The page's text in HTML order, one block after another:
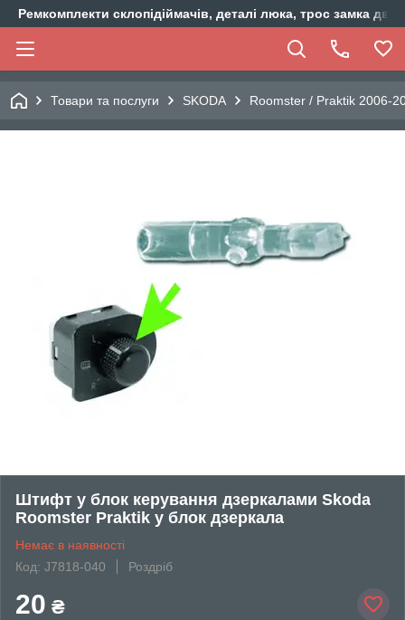
Ремкомплекти склопідіймачів, деталі люка, трос замка
Товари та послуги SKODA Roomster / Praktik 2006-
Штифт у блок керування дзеркалами Skoda
Roomster Praktik у блок дзеркала
Немає в наявності
Код: J7818-040
Роздріб
20 ₴